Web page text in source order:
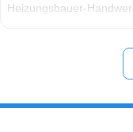
Heizungsbauer-
energetische